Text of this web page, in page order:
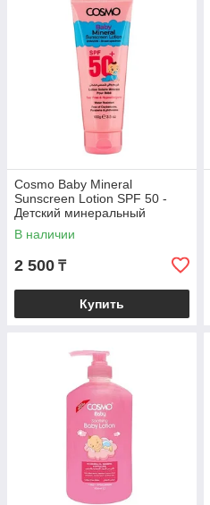
Cosmo Baby Mineral
Sunscreen Lotion SPF 50 -
Детский минеральный
солнцезащитный лосьон 100
гр
В наличии
2 500 ₸
Купить